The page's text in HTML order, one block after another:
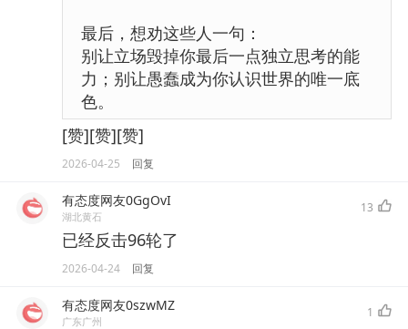
最后，想劝这些人一句：
别让立场毁掉你最后一点独立思考的能
力；别让愚蠢成为你认识世界的唯一底
色。
[赞][赞][赞]
2026-04-25 回复
有态度网友0GgOvI
湖北黄石
13
已经反击96轮了
2026-04-24 回复
有态度网友0szwMZ
广东广州
1